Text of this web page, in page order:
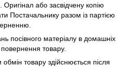
Оригінал або засвідчену копію
Постачальнику разом із партією
посівного матеріалу в домашніх
товару.
товару здійснюється після